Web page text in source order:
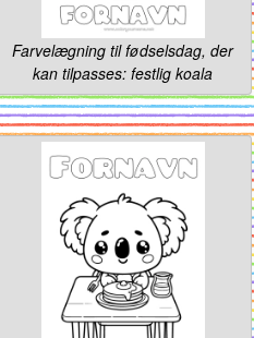
Farvelægning til fødselsdag, der
kan tilpasses: festlig koala